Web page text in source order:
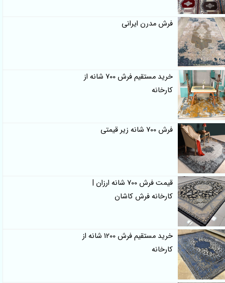
فرش مدرن ایرانی
خرید مستقیم فرش 700 شانه از
کارخانه
فرش 700 شانه زیر قیمتی
قیمت فرش 700 شانه ارزان |
کارخانه فرش کاشان
خرید مستقیم فرش 1200 شانه از
کارخانه